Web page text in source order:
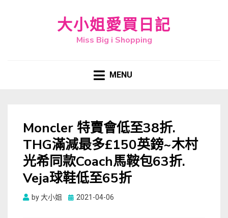
大小姐愛買日記
Miss Big i Shopping
MENU
Moncler 特賣會低至38折.
THG滿減最多£150英鎊~木村
光希同款Coach馬鞍包63折.
Veja球鞋低至65折
by大小姐
Posted
2021-04-06